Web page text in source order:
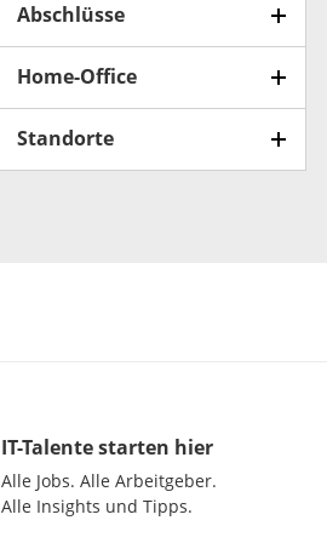
Abschlüsse
Home-Office
Standorte
IT-Talente starten hier
Alle Jobs. Alle Arbeitgeber.
Alle Insights und Tipps.